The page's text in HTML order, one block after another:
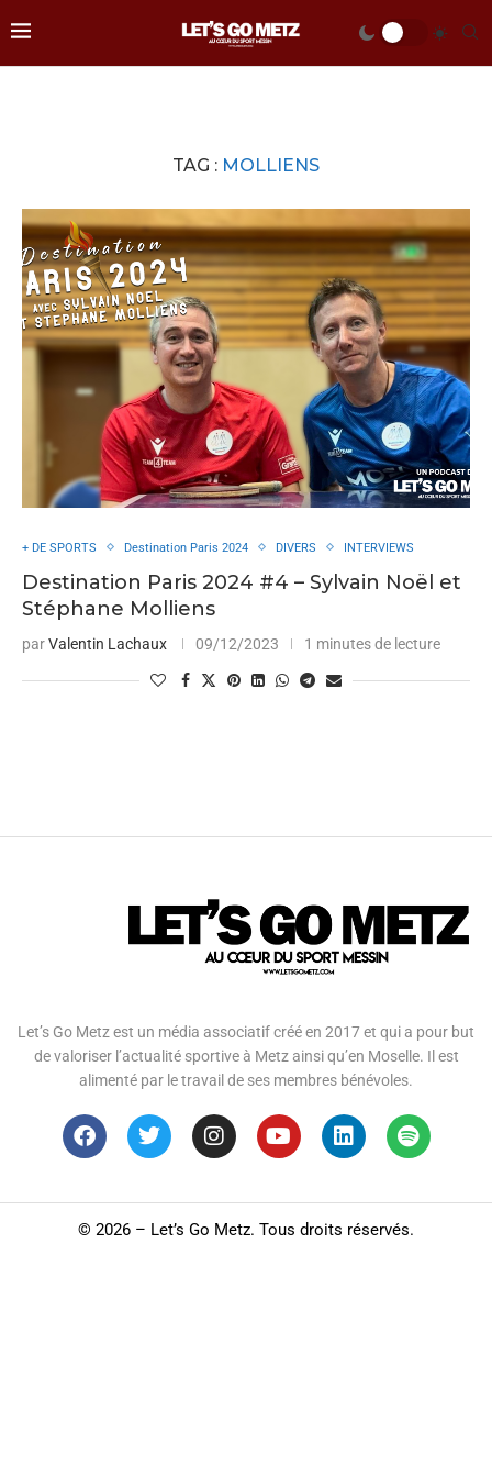
TAG : MOLLIENS
+ DE SPORTS Destination Paris 2024 DIVERS INTERVIEWS
Destination Paris 2024 #4 – Sylvain Noël et
Stéphane Molliens
parValentin Lachaux 09/12/2023 1 minutes de lecture
Let’s Go Metz est un média associatif créé en 2017 et qui a pour but
de valoriser l’actualité sportive à Metz ainsi qu’en Moselle. Il est
alimenté par le travail de ses membres bénévoles.
© 2026 – Let’s Go Metz. Tous droits réservés.